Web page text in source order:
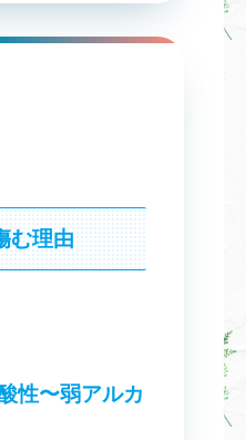
む理由
性〜弱アルカ